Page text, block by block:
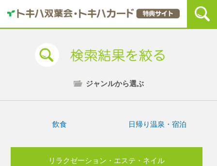
ジャンルから選ぶ
飲食 日帰り温泉・宿泊
リラクゼーション・エステ・ネイル